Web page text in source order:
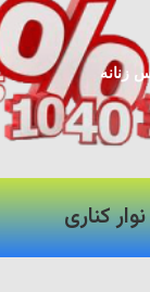
جانبی خودرو
کناری